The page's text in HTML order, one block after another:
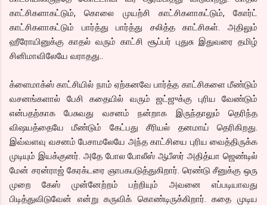
காட்சிகளாகட்டும், கொலை முயற்சி காட்சிகளாகட்டும், கோர்ட்
காட்சிகளாகட்டும் பார்த்து பார்த்து சலித்த காட்சிகள். அதிலும்
ஹீரோயினுக்கு காதல் வரும் காட்சி சூப்பர் புதுசு இதுவரை தமிழ்
சினிமாவிலேயே வராதது..
க்ளைமாக்ஸ் காட்சியில் நாம் ஏற்கனவே பார்த்த காட்சிகளை மீண்டும்
வசனங்களால் பேசி கதையில் வரும் ஜட்ஜுக்கு புரிய வேண்டும்
என்பதற்காக பேசுவது வசனம் நன்றாக இருந்தாலும் தெரிந்த
விஷயத்தையே மீண்டும் கேட்பது சீரியல் தனமாய் தெரிகிறது.
இவ்வளவு வசனம் பேசாமலேயே அந்த காட்சியை புரிய வைத்திருக்க
முடியும் இயக்குனர். அதே போல போலீஸ் ஆபீஸர் அதித்யா ஜெண்டில்
மேன் சரன்ராஜ் கேரக்டரை ஞாபகபடுத்துகிறார். ரெண்டு சீனுக்கு ஒரு
முறை கேஸ் முன்னேற்றம் பற்றியும் அவனை எப்படியாவது
பிடித்துவிடுவேன் என்று கருவிக் கொண்டிருக்கிறார். கதை முடிய